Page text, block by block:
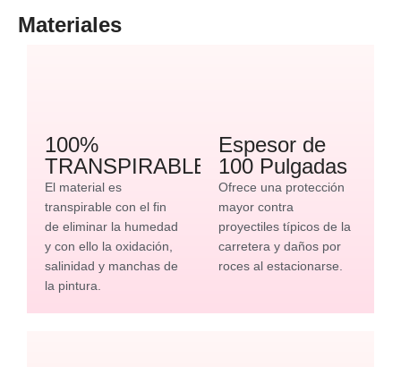
Materiales
100%
TRANSPIRABLE
El material es
transpirable con el fin
de eliminar la humedad
y con ello la oxidación,
salinidad y manchas de
la pintura.
Espesor de
100 Pulgadas
Ofrece una protección
mayor contra
proyectiles típicos de la
carretera y daños por
roces al estacionarse.